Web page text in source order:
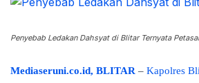
Penyebab Ledakan Dahsyat di Blitar Ternyata
Mediaseruni.co.id, BLITAR – Kapolres